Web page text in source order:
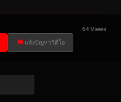
64 Views
แจ้งปัญหาวีดีโอ